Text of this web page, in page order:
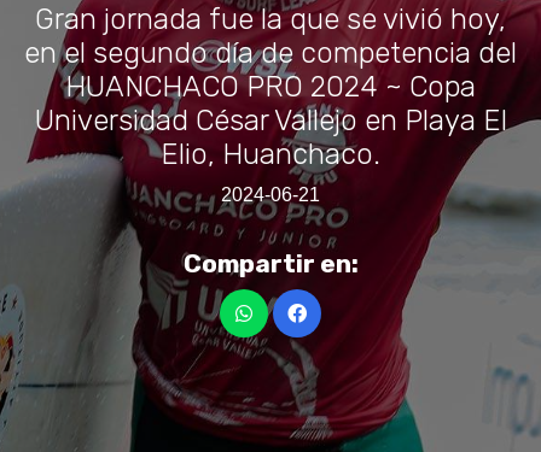
Gran jornada fue la que se vivió hoy,
en el segundo día de competencia del
HUANCHACO PRO 2024 ~ Copa
Universidad César Vallejo en Playa El
Elio, Huanchaco.
2024-06-21
Compartir en: